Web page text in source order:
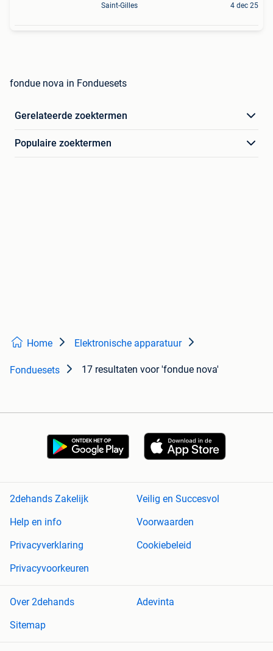
Saint-Gilles 4 dec 25
fondue nova in Fonduesets
Gerelateerde zoektermen
Populaire zoektermen
Home Elektronische apparatuur
Fonduesets 17 resultaten voor 'fondue nova'
2dehands Zakelijk
Veilig en Succesvol
Help en info
Voorwaarden
Privacyverklaring
Cookiebeleid
Privacyvoorkeuren
Over 2dehands
Adevinta
Sitemap